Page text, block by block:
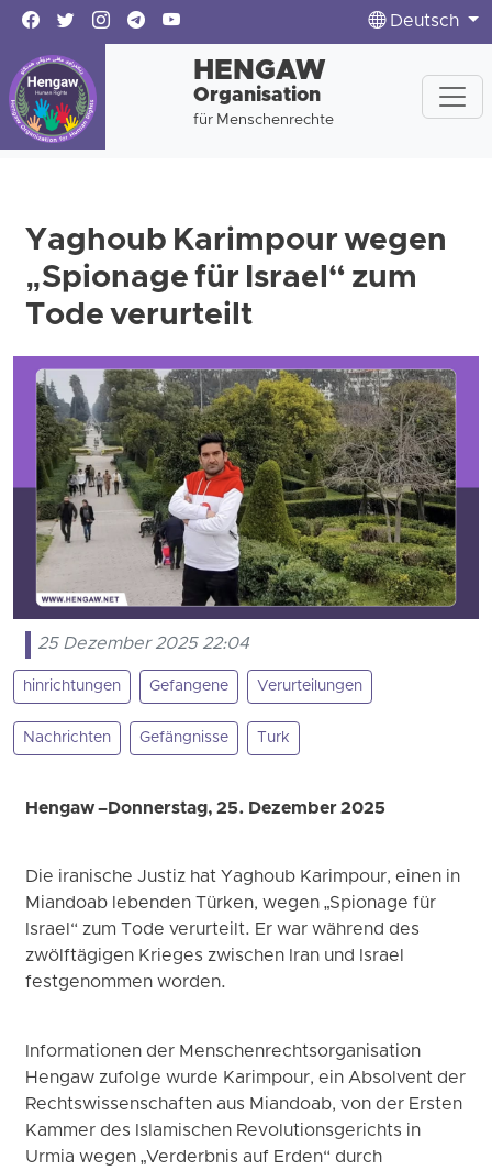
Deutsch
HENGAW
Organisation
für Menschenrechte
Yaghoub Karimpour wegen
„Spionage für Israel“ zum
Tode verurteilt
25 Dezember 2025 22:04
hinrichtungen Gefangene Verurteilungen
Nachrichten Gefängnisse Turk
Hengaw –Donnerstag, 25. Dezember 2025
Die iranische Justiz hat Yaghoub Karimpour, einen in
Miandoab lebenden Türken, wegen „Spionage für
Israel“ zum Tode verurteilt. Er war während des
zwölftägigen Krieges zwischen Iran und Israel
festgenommen worden.
Informationen der Menschenrechtsorganisation
Hengaw zufolge wurde Karimpour, ein Absolvent der
Rechtswissenschaften aus Miandoab, von der Ersten
Kammer des Islamischen Revolutionsgerichts in
Urmia wegen „Verderbnis auf Erden“ durch